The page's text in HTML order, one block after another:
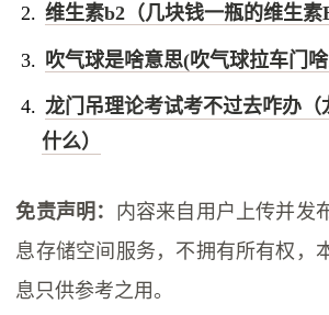
维生素b2（几块钱一瓶的维生素
吹气球是啥意思(吹气球拉车门
龙门吊理论考试考不过去咋办（
什么）
免责声明： 内容来自用户上传并发
息存储空间服务，不拥有所有权，
息只供参考之用。